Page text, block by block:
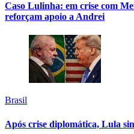
Caso Lulinha: em crise com
reforçam apoio a Andrei
Brasil
Após crise diplomática, Lula